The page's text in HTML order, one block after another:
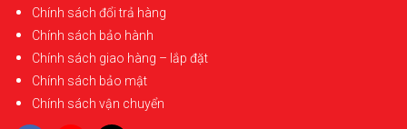
Chính sách đổi trả hàng
Chính sách bảo hành
Chính sách giao hàng – lắp đặt
Chính sách bảo mật
Chính sách vận chuyển